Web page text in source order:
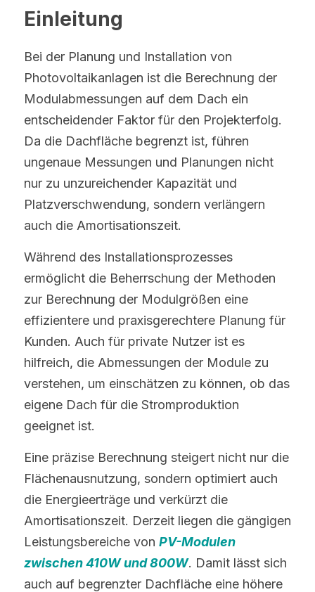
Einleitung
Bei der Planung und Installation von
Photovoltaikanlagen ist die Berechnung der
Modulabmessungen auf dem Dach ein
entscheidender Faktor für den Projekterfolg.
Da die Dachfläche begrenzt ist, führen
ungenaue Messungen und Planungen nicht
nur zu unzureichender Kapazität und
Platzverschwendung, sondern verlängern
auch die Amortisationszeit.
Während des Installationsprozesses
ermöglicht die Beherrschung der Methoden
zur Berechnung der Modulgrößen eine
effizientere und praxisgerechtere Planung für
Kunden. Auch für private Nutzer ist es
hilfreich, die Abmessungen der Module zu
verstehen, um einschätzen zu können, ob das
eigene Dach für die Stromproduktion
geeignet ist.
Eine präzise Berechnung steigert nicht nur die
Flächenausnutzung, sondern optimiert auch
die Energieerträge und verkürzt die
Amortisationszeit. Derzeit liegen die gängigen
Leistungsbereiche von PV-Modulen
zwischen 410W und 800W. Damit lässt sich
auch auf begrenzter Dachfläche eine höhere